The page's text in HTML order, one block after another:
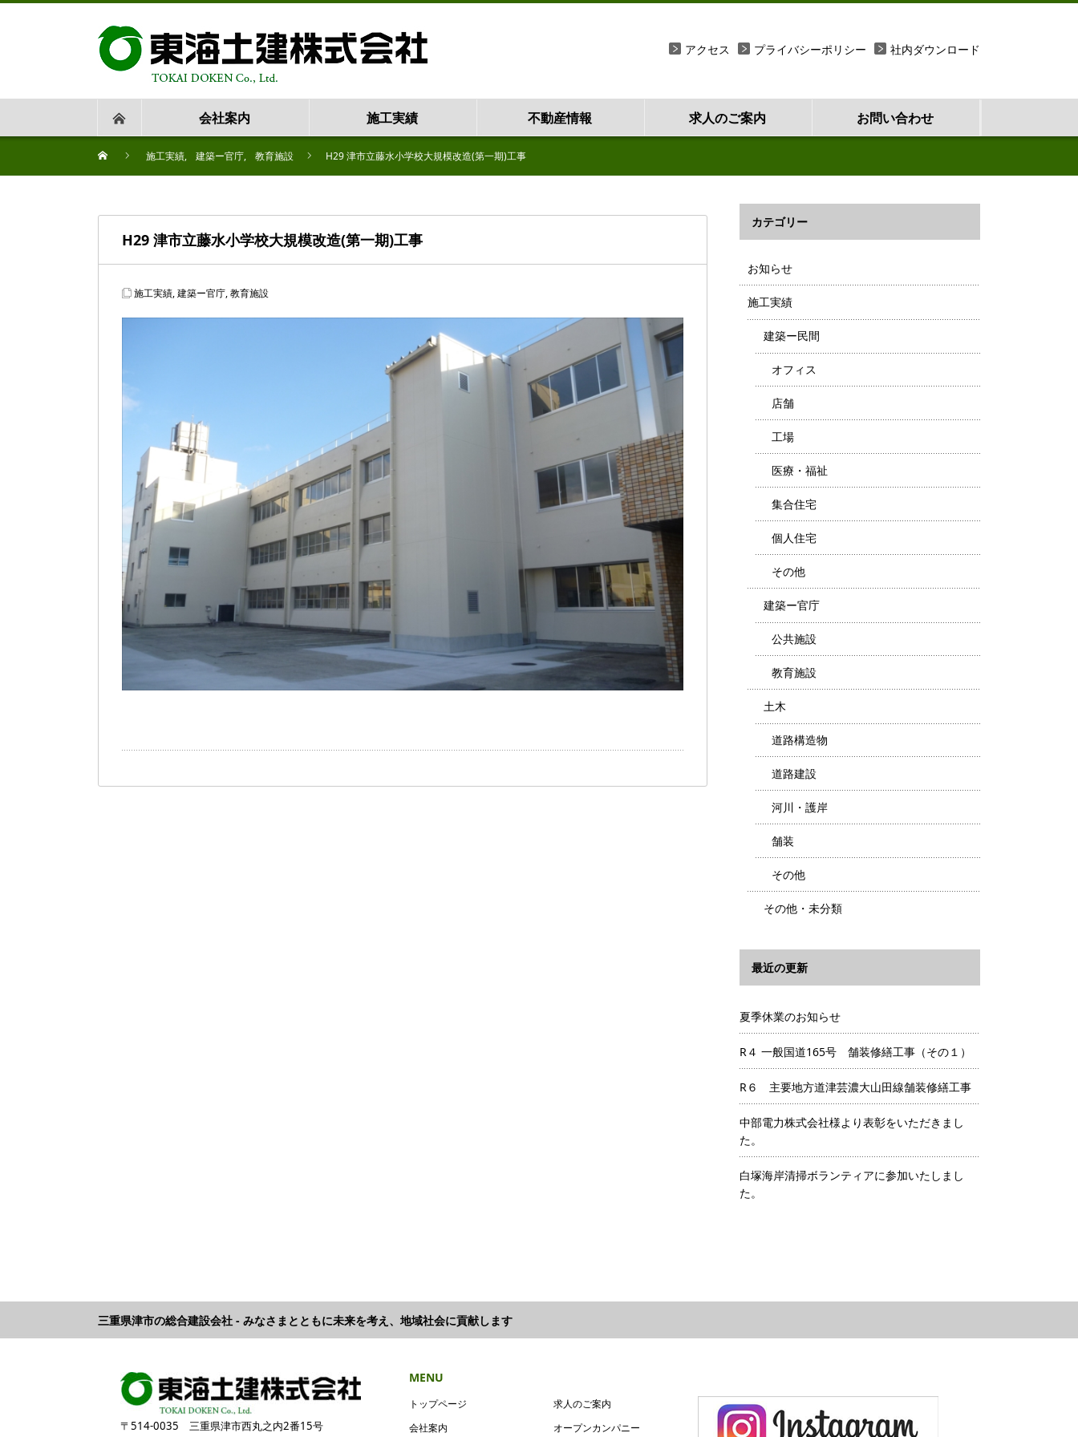
アクセス プライバシーポリシー 社内ダウンロード
会社案内 施工実績 不動産情報 求人のご案内 お問い合わせ
施工実績, 建築ー官庁, 教育施設 H29 津市立藤水小学校大規模改造(第一期)工事
H29 津市立藤水小学校大規模改造(第一期)工事
施工実績,建築ー官庁,教育施設
カテゴリー
お知らせ
施工実績
建築ー民間
オフィス
店舗
工場
医療・福祉
集合住宅
個人住宅
その他
建築ー官庁
公共施設
教育施設
土木
道路構造物
道路建設
河川・護岸
舗装
その他
その他・未分類
最近の更新
夏季休業のお知らせ
R４ 一般国道165号 舗装修繕工事（その１）
R６ 主要地方道津芸濃大山田線舗装修繕工事
中部電力株式会社様より表彰をいただきまし
た。
白塚海岸清掃ボランティアに参加いたしまし
た。
三重県津市の総合建設会社 - みなさまとともに未来を考え、地域社会に貢献します
〒514-0035 三重県津市西丸之内2番15号
MENU
トップページ
会社案内
求人のご案内
オープンカンパニー